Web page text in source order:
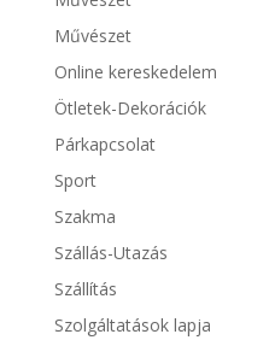
Művészet
Online kereskedelem
Ötletek-Dekorációk
Párkapcsolat
Sport
Szakma
Szállás-Utazás
Szállítás
Szolgáltatások lapja